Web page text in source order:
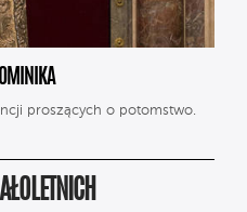
proszących o potomstwo.